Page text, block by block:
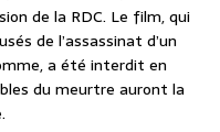
de la RDC. Le film, qui
de l’assassinat d’un
a été interdit en
du meurtre auront la